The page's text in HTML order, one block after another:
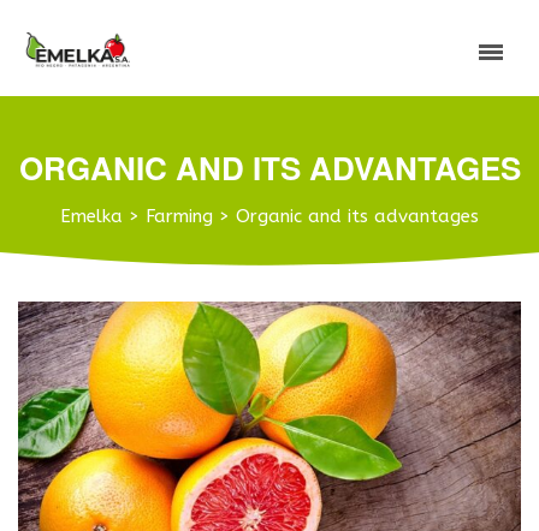
ORGANIC AND ITS ADVANTAGES
Emelka > Farming > Organic and its advantages